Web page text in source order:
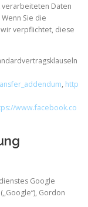
verarbeiteten Daten
Sie die
verpflichtet, diese
, http
www.facebook.co
Google
Gordon